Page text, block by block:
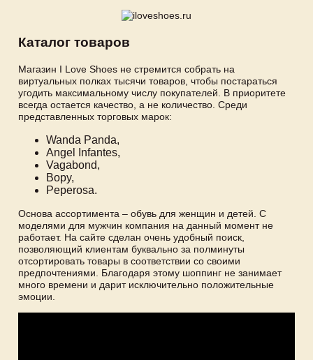
Каталог товаров
Магазин I Love Shoes не стремится собрать на
виртуальных полках тысячи товаров, чтобы постараться
угодить максимальному числу покупателей. В приоритете
всегда остается качество, а не количество. Среди
представленных торговых марок:
Wanda Panda,
Angel Infantes,
Vagabond,
Bopy,
Peperosa.
Основа ассортимента – обувь для женщин и детей. С
моделями для мужчин компания на данный момент не
работает. На сайте сделан очень удобный поиск,
позволяющий клиентам буквально за полминуты
отсортировать товары в соответствии со своими
предпочтениями. Благодаря этому шоппинг не занимает
много времени и дарит исключительно положительные
эмоции.